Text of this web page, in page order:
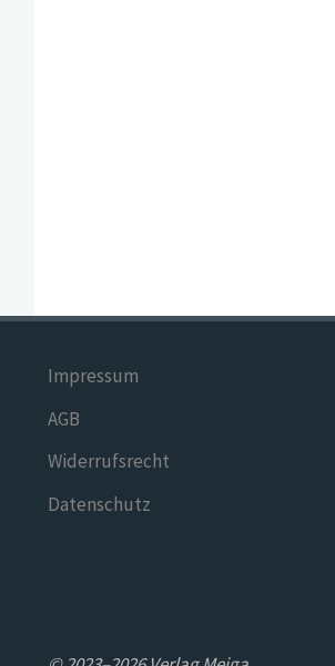
Impressum
AGB
Widerrufsrecht
Datenschutz